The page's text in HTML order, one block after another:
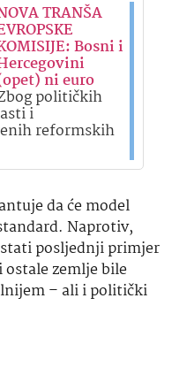
TRANŠA
Bosni i
ni euro
političkih
i
reformskih
da će model
Naprotiv,
posljednji primjer
zemlje bile
– ali i politički